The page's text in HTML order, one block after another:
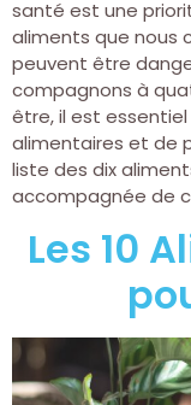
santé est une
aliments que nous
peuvent être
compagnons à
être, il est
alimentaires et de
liste des dix
accompagnée de
Les 10